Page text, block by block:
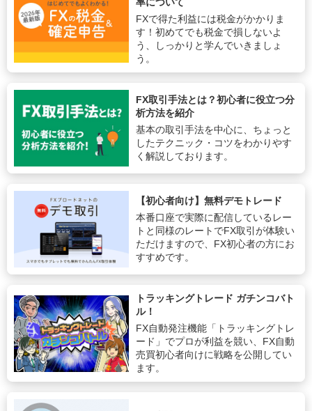
FXで得た利益には税金がかかりま
す！初めてでも税金で損しないよ
う、しっかりと学んでいきましょ
う。
FX取引手法とは？初心者に役立つ分
析方法を紹介
基本の取引手法を中心に、ちょっと
したテクニック・コツをわかりやす
く解説しております。
【初心者向け】無料デモトレード
本番口座で実際に配信しているレー
トと同様のレートでFX取引が体験い
ただけますので、FX初心者の方にお
すすめです。
トラッキングトレード ガチンコバト
ル！
FX自動発注機能「トラッキングトレ
ード」でプロが利益を競い、FX自動
売買初心者向けに戦略を公開してい
ます。